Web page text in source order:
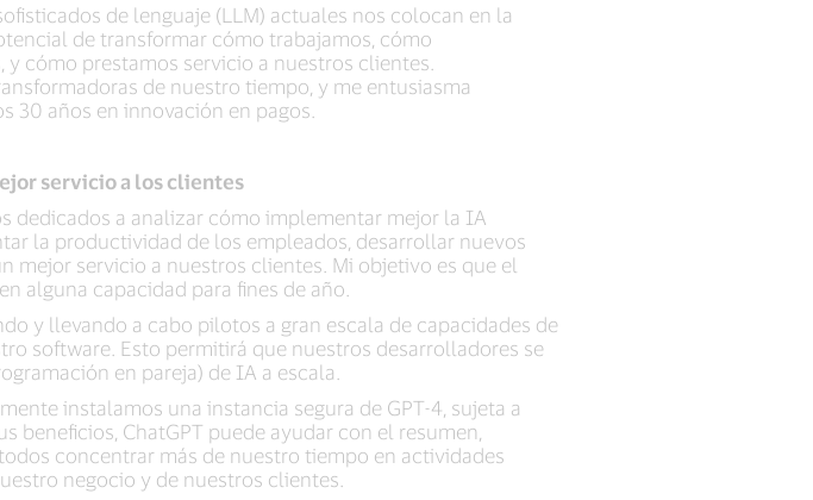
de lenguaje (LLM) actuales nos colocan en la
de transformar cómo trabajamos, cómo
cómo prestamos servicio a nuestros clientes.
de nuestro tiempo, y me entusiasma
30 años en innovación en pagos.
servicio a los clientes
dedicados a analizar cómo implementar mejor la IA
la productividad de los empleados, desarrollar nuevos
mejor servicio a nuestros clientes. Mi objetivo es que el
alguna capacidad para fines de año.
y llevando a cabo pilotos a gran escala de capacidades de
software. Esto permitirá que nuestros desarrolladores se
en pareja) de IA a escala.
instalamos una instancia segura de GPT-4, sujeta a
beneficios, ChatGPT puede ayudar con el resumen,
concentrar más de nuestro tiempo en actividades
negocio y de nuestros clientes.